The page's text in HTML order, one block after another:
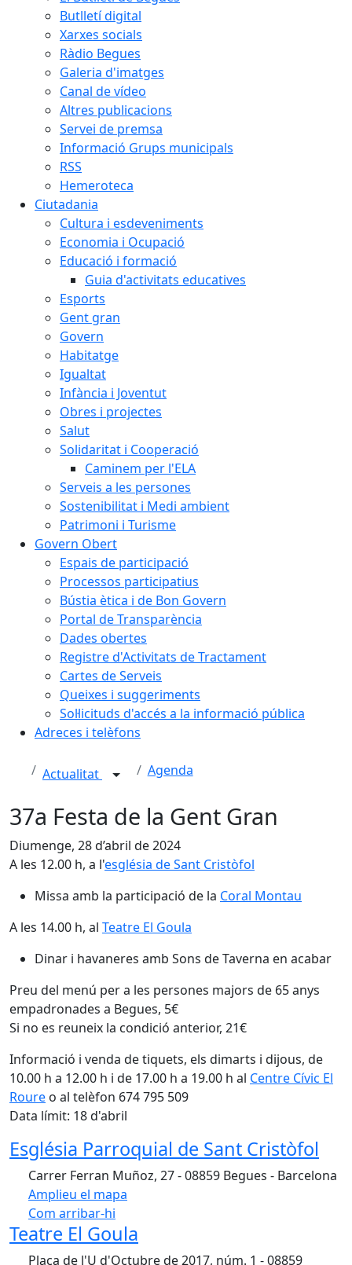
Butlletí digital
Xarxes socials
Ràdio Begues
Galeria d'imatges
Canal de vídeo
Altres publicacions
Servei de premsa
Informació Grups municipals
RSS
Hemeroteca
Ciutadania
Cultura i esdeveniments
Economia i Ocupació
Educació i formació
Guia d'activitats educatives
Esports
Gent gran
Govern
Habitatge
Igualtat
Infància i Joventut
Obres i projectes
Salut
Solidaritat i Cooperació
Caminem per l'ELA
Serveis a les persones
Sostenibilitat i Medi ambient
Patrimoni i Turisme
Govern Obert
Espais de participació
Processos participatius
Bústia ètica i de Bon Govern
Portal de Transparència
Dades obertes
Registre d'Activitats de Tractament
Cartes de Serveis
Queixes i suggeriments
Sol·licituds d'accés a la informació pública
Adreces i telèfons
Actualitat Agenda
37a Festa de la Gent Gran
Diumenge, 28 d’abril de 2024
A les 12.00 h, a l'església de Sant Cristòfol
Missa amb la participació de la Coral Montau
A les 14.00 h, al Teatre El Goula
Dinar i havaneres amb Sons de Taverna en acabar
Preu del menú per a les persones majors de 65 anys
empadronades a Begues, 5€
Si no es reuneix la condició anterior, 21€
Informació i venda de tiquets, els dimarts i dijous, de
10.00 h a 12.00 h i de 17.00 h a 19.00 h al Centre Cívic El
Roure o al telèfon 674 795 509
Data límit: 18 d'abril
Església Parroquial de Sant Cristòfol
Carrer Ferran Muñoz, 27 - 08859 Begues - Barcelona
Amplieu el mapa
Com arribar-hi
+
Teatre El Goula
Plaça de l'U d'Octubre de 2017, núm. 1 - 08859